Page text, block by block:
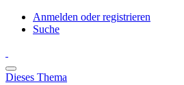
Anmelden oder registrieren
Suche
Dieses Thema